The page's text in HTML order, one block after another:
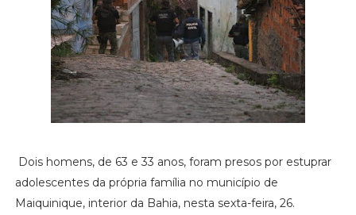
Dois homens, de 63 e 33 anos, foram presos por estuprar
adolescentes da própria família no município de
Maiquinique, interior da Bahia, nesta sexta-feira, 26.